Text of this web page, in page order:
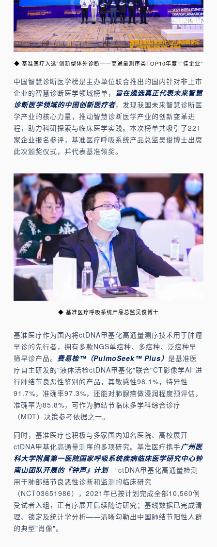
◆ 基准医疗入选“创新型体外诊断——高通量测序类TOP10年度十佳企业”
中国智慧诊断医学榜是主办单位联合推出的国内针对非上市
企业的智慧诊断医学领域榜单， 旨在遴选真正代表未来智慧
诊断医学领域的中国创新医疗者，发现我国未来智慧诊断医
学产业的核心力量，推动智慧诊断医学产业的创新变革进
程，助力科研探索与临床医学实践。本次榜单共吸引了221
家企业报名参评，基准医疗呼吸系统产品总监吴俊博士出席
此次颁奖仪式，并代表基准领奖。
◆ 基准医疗呼吸系统产品总监吴俊博士
基准医疗作为国內将ctDNA甲基化高通量测序技术用于肿瘤
早诊的先行者，拥有多款NGS单癌种、多癌种、泛癌种早
筛早诊产品。 费易检™（PulmoSeek™ Plus） 是基准医
疗自主研发的"液体活检ctDNA甲基化"联合"CT影像学AI"进
行肺结节良恶性鉴别的产品，其敏感性98.1%，特异性
91.7%，准确率97.3%，还能对肺腺癌做浸润程度预评估，
准确率为85.8%，可作为肺结节临床多学科综合诊疗
（MDT）决策参考依据之一。
同时，基准医疗也积极与多家国内知名医院、高校展开
ctDNA甲基化高通量测序的多项研究。基准医疗携手广州医
科大学附属第一医院国家呼吸系统疾病临床医学研究中心钟
南山团队开展的『钟声』计划—“ctDNA甲基化高通量检测
用于肺部结节良恶性诊断和监测的临床研究
（NCT03651986），2021年已按计划完成全部10,560例
受试者入组，正有序展开后续随访研究；基线数据已完成清
理、锁定及统计学分析——清晰勾勒出中国肺结节阳性人群
的典型"肖像"。